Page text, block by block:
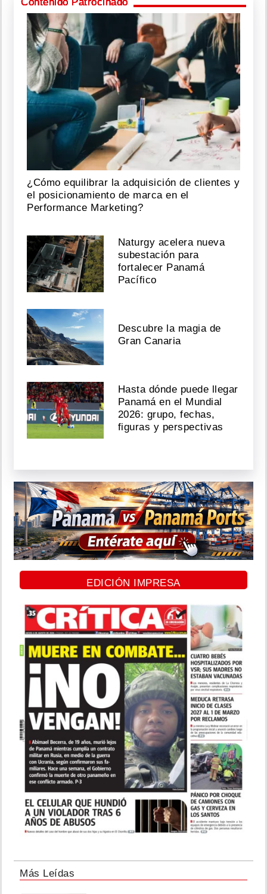
¿Cómo equilibrar la adquisición de clientes y
el posicionamiento de marca en el
Performance Marketing?
Naturgy acelera nueva
subestación para
fortalecer Panamá
Pacífico
Descubre la magia de
Gran Canaria
Hasta dónde puede llegar
Panamá en el Mundial
2026: grupo, fechas,
figuras y perspectivas
EDICIÓN IMPRESA
Más Leídas